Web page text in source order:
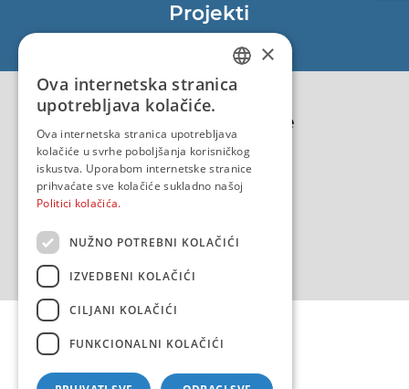
Projekti
EU - Projekt Core
EU - EU/IPA Projekt JASPPer
EU - Projekt NauTour
Politika kvalitete
CROATIAN
×
Ova internetska stranica
upotrebljava kolačiće.
Ova internetska stranica upotrebljava
kolačiće u svrhe poboljšanja korisničkog
iskustva. Uporabom internetske stranice
prihvaćate sve kolačiće sukladno našoj
Politici kolačića.
NUŽNO POTREBNI KOLAČIĆI
IZVEDBENI KOLAČIĆI
CILJANI KOLAČIĆI
FUNKCIONALNI KOLAČIĆI